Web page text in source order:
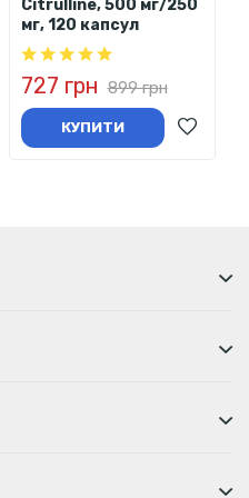
Citrulline, 500 мг/250
мг, 120 капсул
727 грн 899 грн
КУПИТИ